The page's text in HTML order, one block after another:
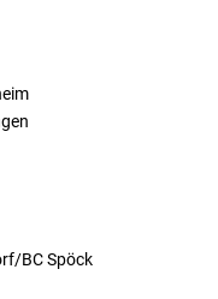
BC Spöck